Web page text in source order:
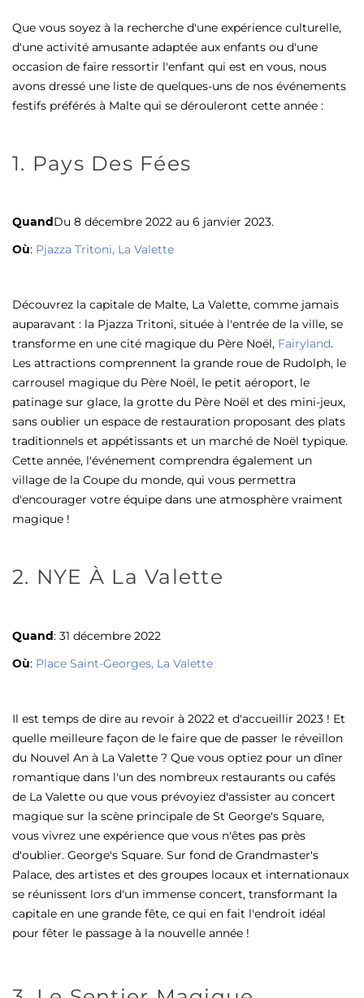
Que vous soyez à la recherche d'une expérience culturelle,
d'une activité amusante adaptée aux enfants ou d'une
occasion de faire ressortir l'enfant qui est en vous, nous
avons dressé une liste de quelques-uns de nos événements
festifs préférés à Malte qui se dérouleront cette année :
1. Pays Des Fées
QuandDu 8 décembre 2022 au 6 janvier 2023.
Où: Pjazza Tritoni, La Valette
Découvrez la capitale de Malte, La Valette, comme jamais
auparavant : la Pjazza Tritoni, située à l'entrée de la ville, se
transforme en une cité magique du Père Noël, Fairyland.
Les attractions comprennent la grande roue de Rudolph, le
carrousel magique du Père Noël, le petit aéroport, le
patinage sur glace, la grotte du Père Noël et des mini-jeux,
sans oublier un espace de restauration proposant des plats
traditionnels et appétissants et un marché de Noël typique.
Cette année, l'événement comprendra également un
village de la Coupe du monde, qui vous permettra
d'encourager votre équipe dans une atmosphère vraiment
magique !
2. NYE À La Valette
Quand: 31 décembre 2022
Où: Place Saint-Georges, La Valette
Il est temps de dire au revoir à 2022 et d'accueillir 2023 ! Et
quelle meilleure façon de le faire que de passer le réveillon
du Nouvel An à La Valette ? Que vous optiez pour un dîner
romantique dans l'un des nombreux restaurants ou cafés
de La Valette ou que vous prévoyiez d'assister au concert
magique sur la scène principale de St George's Square,
vous vivrez une expérience que vous n'êtes pas près
d'oublier. George's Square. Sur fond de Grandmaster's
Palace, des artistes et des groupes locaux et internationaux
se réunissent lors d'un immense concert, transformant la
capitale en une grande fête, ce qui en fait l'endroit idéal
pour fêter le passage à la nouvelle année !